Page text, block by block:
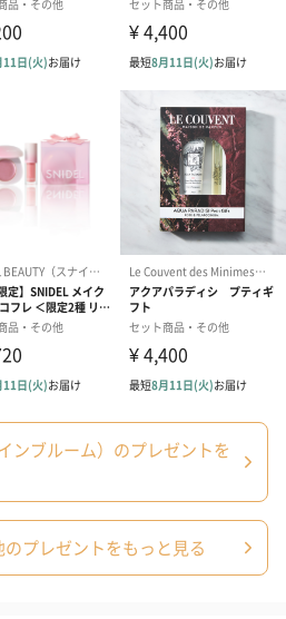
タイムを
るで本物のお花の様なバスフィズと
う前にしばらく飾っておきたくなる
的です。ケースも小物入れとして使
ントで受け取った時の思い出が残り
をプレゼントしてみませんか。
クエン酸、硫酸Na、グリセリン、香
】
Na、コーンスターチ、ポリビニルアルコ
ルパラベン、BHT、プロピルパラベン、
、フィルム】プラ
材】紙
ンブルーム）のプレゼントを
プレゼントをもっと見る